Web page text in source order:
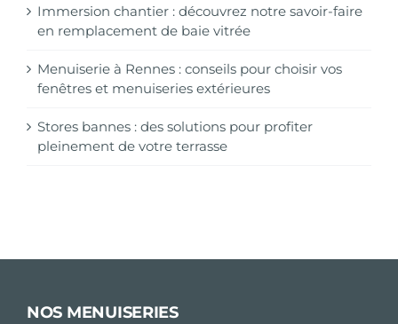
Immersion chantier : découvrez notre savoir-faire
en remplacement de baie vitrée
Menuiserie à Rennes : conseils pour choisir vos
fenêtres et menuiseries extérieures
Stores bannes : des solutions pour profiter
pleinement de votre terrasse
NOS MENUISERIES